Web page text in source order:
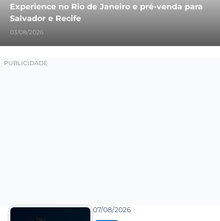
Experience no Rio de Janeiro e pré-venda para
Salvador e Recife
03/08/2026
07/08/2026